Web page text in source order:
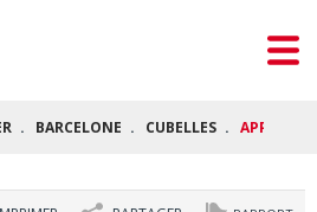
BARCELONE CUBELLES